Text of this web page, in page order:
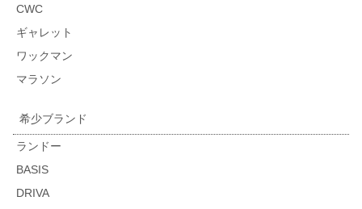
CWC
ギャレット
ワックマン
マラソン
希少ブランド
ランドー
BASIS
DRIVA